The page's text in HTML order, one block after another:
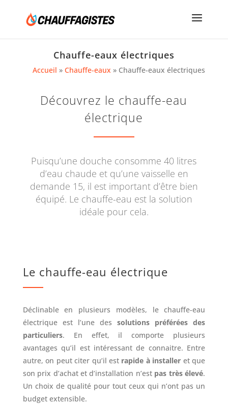
Chauffe-eaux électriques
Accueil »Chauffe-eaux » Chauffe-eaux électriques
Découvrez le chauffe-eau
électrique
Puisqu’une douche consomme 40 litres
d’eau chaude et qu’une vaisselle en
demande 15, il est important d’être bien
équipé. Le chauffe-eau est la solution
idéale pour cela.
Le chauffe-eau électrique
Déclinable en plusieurs modèles, le chauffe-eau
électrique est l’une dessolutions préférées des
particuliers. En effet, il comporte plusieurs
avantages qu’il est intéressant de connaitre. Entre
autre, on peut citer qu’il est rapide à installer et que
son prix d’achat et d’installation n’est pas très élevé.
Un choix de qualité pour tout ceux qui n’ont pas un
budget extensible.